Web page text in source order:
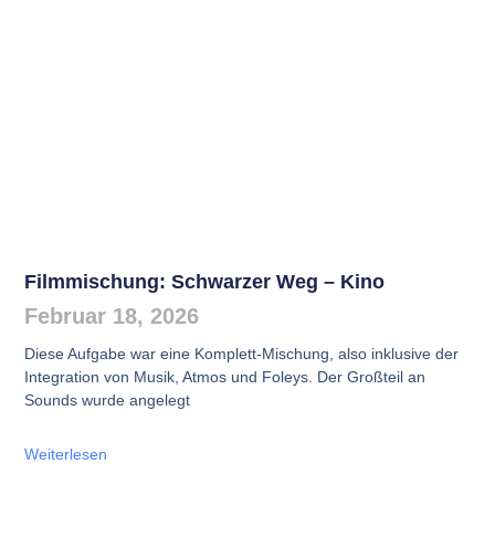
Filmmischung: Schwarzer Weg – Kino
Februar 18, 2026
Diese Aufgabe war eine Komplett-Mischung, also inklusive der
Integration von Musik, Atmos und Foleys. Der Großteil an
Sounds wurde angelegt
Weiterlesen